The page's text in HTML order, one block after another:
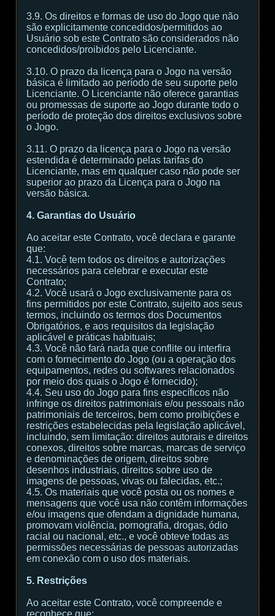
3.9. Os direitos e formas de uso do Jogo que não
são explicitamente concedidos/permitidos ao
Usuário sob este Contrato são considerados não
concedidos/proibidos pelo Licenciante.
3.10. O prazo da licença para o Jogo na versão
básica é limitado ao período de seu suporte pelo
Licenciante. O Licenciante não oferece garantias
ou promessas de suporte ao Jogo durante todo o
período de proteção dos direitos exclusivos sobre
o Jogo.
3.11. O prazo da licença para o Jogo na versão
estendida é determinado pelas tarifas do
Licenciante, mas em qualquer caso não pode ser
superior ao prazo da Licença para o Jogo na
versão básica.
4. Garantias do Usuário
Ao aceitar este Contrato, você declara e garante
que:
4.1. Você tem todos os direitos e autorizações
necessários para celebrar e executar este
Contrato;
4.2. Você usará o Jogo exclusivamente para os
fins permitidos por este Contrato, sujeito aos seus
termos, incluindo os termos dos Documentos
Obrigatórios, e aos requisitos da legislação
aplicável e práticas habituais;
4.3. Você não fará nada que conflite ou interfira
com o fornecimento do Jogo (ou a operação dos
equipamentos, redes ou softwares relacionados
por meio dos quais o Jogo é fornecido);
4.4. Seu uso do Jogo para fins específicos não
infringe os direitos patrimoniais e/ou pessoais não
patrimoniais de terceiros, bem como proibições e
restrições estabelecidas pela legislação aplicável,
incluindo, sem limitação: direitos autorais e direitos
conexos, direitos sobre marcas, marcas de serviço
e denominações de origem, direitos sobre
desenhos industriais, direitos sobre uso de
imagens de pessoas, vivas ou falecidas, etc.;
4.5. Os materiais que você posta ou os nomes e
mensagens que você usa não contêm informações
e/ou imagens que ofendam a dignidade humana,
promovam violência, pornografia, drogas, ódio
racial ou nacional, etc., e você obteve todas as
permissões necessárias de pessoas autorizadas
em conexão com o uso dos materiais.
5. Restrições
Ao aceitar este Contrato, você compreende e
reconhece que: